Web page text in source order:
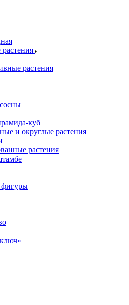
растения
куб
и округлые растения
растения